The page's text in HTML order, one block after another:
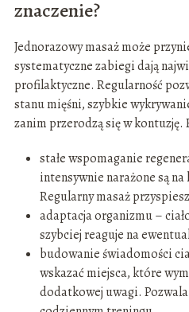
znaczenie?
Jednorazowy masaż może
systematyczne zabiegi dają
profilaktyczne. Regularność
stanu mięśni, szybkie
zanim przerodzą się w
stałe wspomaganie
intensywnie narażone są
Regularny masaż
adaptacja organizmu –
szybciej reaguje na
budowanie świadomości
wskazać miejsca, które
dodatkowej uwagi.